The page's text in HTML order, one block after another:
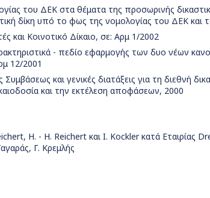
του ΔΕΚ στα θέματα της προσωρινής
δίκη υπό το φως της νομολογίας του ΔΕΚ και
και Κοινοτικό Δίκαιο, σε: Αρμ 1/2002
- πεδίο εφαρμογής των δυο νέων
12/2001
και γενικές διατάξεις για τη διεθνή
και την εκτέλεση αποφάσεων, 2000
Η. - Η. Reichert και I. Kockler κατά Εταιρίας
Γ. Κρεμλής